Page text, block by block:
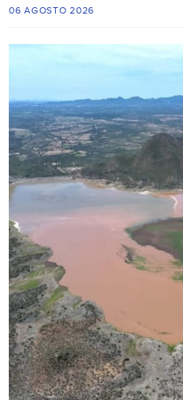
06 AGOSTO 2026